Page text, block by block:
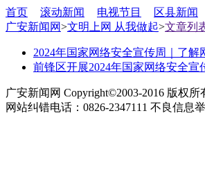
首页 滚动新闻 电视节目 区县新闻
广安新闻网>文明上网 从我做起>文章列
2024年国家网络安全宣传周｜了
前锋区开展2024年国家网络安全宣
广安新闻网 Copyright©2003-2016 版权
网站纠错电话：0826-2347111 不良信息